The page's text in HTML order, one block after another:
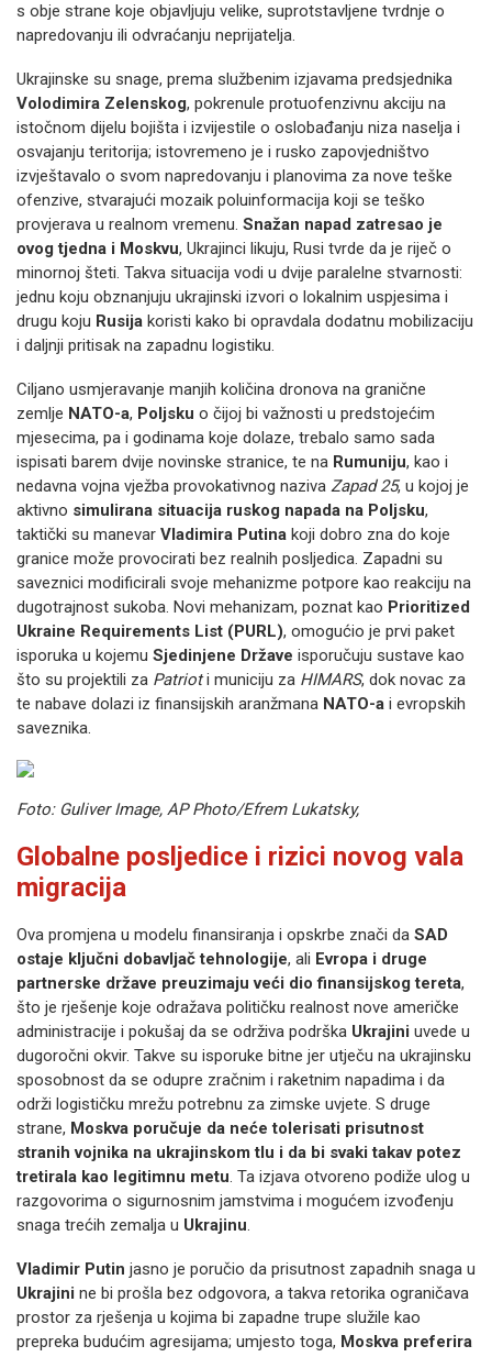
s obje strane koje objavljuju velike, suprotstavljene tvrdnje o
napredovanju ili odvraćanju neprijatelja.
Ukrajinske su snage, prema službenim izjavama predsjednika
Volodimira Zelenskog, pokrenule protuofenzivnu akciju na
istočnom dijelu bojišta i izvijestile o oslobađanju niza naselja i
osvajanju teritorija; istovremeno je i rusko zapovjedništvo
izvještavalo o svom napredovanju i planovima za nove teške
ofenzive, stvarajući mozaik poluinformacija koji se teško
provjerava u realnom vremenu. Snažan napad zatresao je
ovog tjedna i Moskvu, Ukrajinci likuju, Rusi tvrde da je riječ o
minornoj šteti. Takva situacija vodi u dvije paralelne stvarnosti:
jednu koju obznanjuju ukrajinski izvori o lokalnim uspjesima i
drugu koju Rusija koristi kako bi opravdala dodatnu mobilizaciju
i daljnji pritisak na zapadnu logistiku.
Ciljano usmjeravanje manjih količina dronova na granične
zemlje NATO-a, Poljsku o čijoj bi važnosti u predstojećim
mjesecima, pa i godinama koje dolaze, trebalo samo sada
ispisati barem dvije novinske stranice, te na Rumuniju, kao i
nedavna vojna vježba provokativnog naziva Zapad 25, u kojoj je
aktivno simulirana situacija ruskog napada na Poljsku,
taktički su manevar Vladimira Putina koji dobro zna do koje
granice može provocirati bez realnih posljedica. Zapadni su
saveznici modificirali svoje mehanizme potpore kao reakciju na
dugotrajnost sukoba. Novi mehanizam, poznat kao Prioritized
Ukraine Requirements List (PURL), omogućio je prvi paket
isporuka u kojemu Sjedinjene Države isporučuju sustave kao
što su projektili za Patrioti municiju za HIMARS, dok novac za
te nabave dolazi iz finansijskih aranžmana NATO-a i evropskih
saveznika.
Foto: Guliver Image, AP Photo/Efrem Lukatsky,
Globalne posljedice i rizici novog vala
migracija
Ova promjena u modelu finansiranja i opskrbe znači da SAD
ostaje ključni dobavljač tehnologije, ali Evropa i druge
partnerske države preuzimaju veći dio finansijskog tereta,
što je rješenje koje odražava političku realnost nove američke
administracije i pokušaj da se održiva podrška Ukrajini uvede u
dugoročni okvir. Takve su isporuke bitne jer utječu na ukrajinsku
sposobnost da se odupre zračnim i raketnim napadima i da
održi logističku mrežu potrebnu za zimske uvjete. S druge
strane, Moskva poručuje da neće tolerisati prisutnost
stranih vojnika na ukrajinskom tlu i da bi svaki takav potez
tretirala kao legitimnu metu. Ta izjava otvoreno podiže ulog u
razgovorima o sigurnosnim jamstvima i mogućem izvođenju
snaga trećih zemalja u Ukrajinu.
Vladimir Putin jasno je poručio da prisutnost zapadnih snaga u
Ukrajini ne bi prošla bez odgovora, a takva retorika ograničava
prostor za rješenja u kojima bi zapadne trupe služile kao
prepreka budućim agresijama; umjesto toga, Moskva preferira